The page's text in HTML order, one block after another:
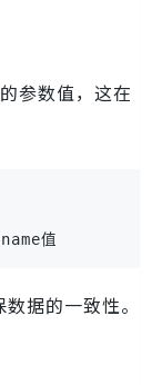
参数值，这在
值
据的一致性。